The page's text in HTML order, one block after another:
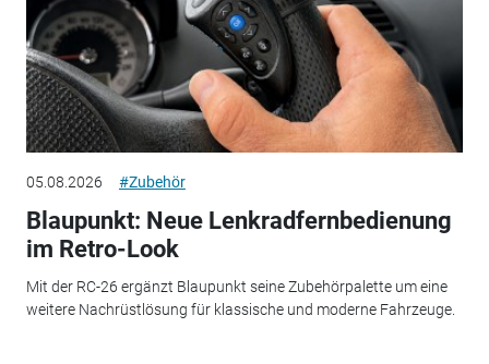
05.08.2026 #Zubehör
Blaupunkt: Neue Lenkradfernbedienung
im Retro-Look
Mit der RC-26 ergänzt Blaupunkt seine Zubehörpalette um eine
weitere Nachrüstlösung für klassische und moderne Fahrzeuge.